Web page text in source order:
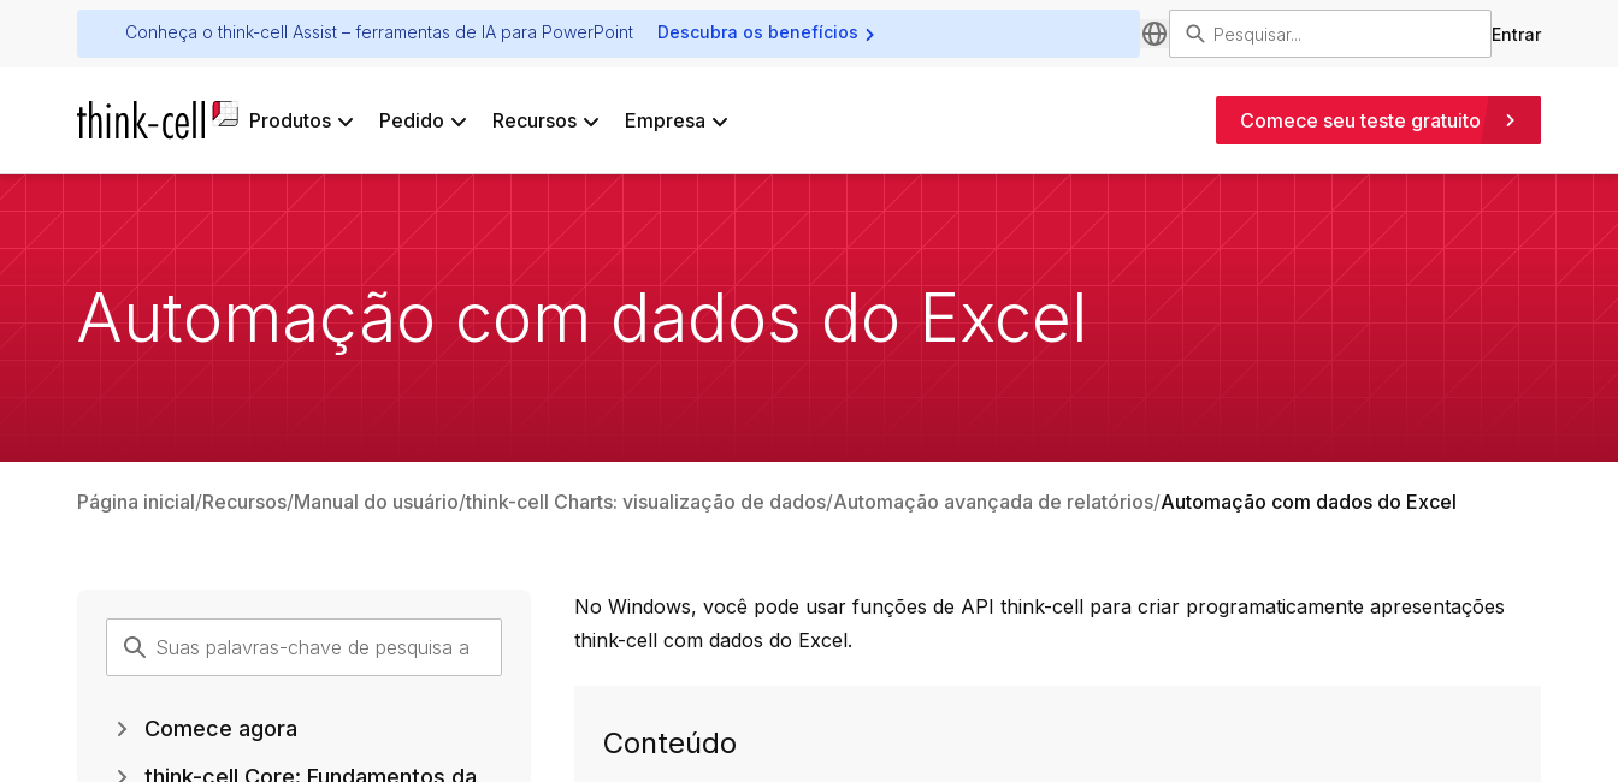
Conheça o think-cell Assist – ferramentas de IA para PowerPoint Descubra os benefícios Entrar
Produtos Pedido Recursos Empresa Comece seu teste gratuito
Automação com dados do Excel
Página inicial Recursos Manual do usuário think-cell Charts: visualização de dados Automação avançada de relatórios Automação com dados do Excel
No Windows, você pode usar funções de APIthink-cell para criar programaticamente apresentações
think-cell com dados do Excel.
Conteúdo
Comece agora
think-cell Core: Fundamentos da